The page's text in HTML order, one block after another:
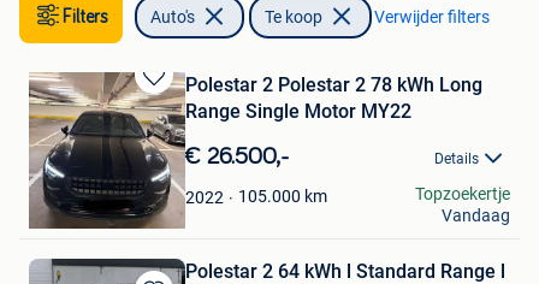
Filters Auto's Te koop Verwijder filters
Bewaren
in
Mijn
Favorieten
Polestar 2 Polestar 2 78 kWh Long
Range Single Motor MY22
€ 26.500,- Details
2022 105.000 km
Loïk Eyers
Brussel
Topzoekertje
Vandaag
Polestar 2 64 kWh l Standard Range l